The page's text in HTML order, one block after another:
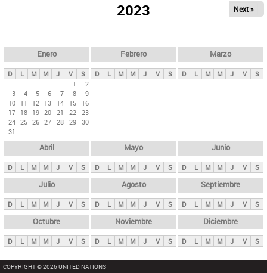
ds
p
n
c
i
p
l
e
s
2023 Next »
Enero
D L M M J V
S
1
2
3
4 5 6 7 8
9
10 11 12 13 14 15
16
17 18 19 20 21 22 23
24 25 26 27 28 29 30
31
Febrero
D L M M J V S
Marzo
D L M M J V S
Abril
D L M M J V S
Mayo
D L M M J V S
Junio
D L M M J V S
Julio
D L M M J V S
Agosto
D L M M J V S
Septiembre
D L M M J V S
Octubre
D L M M J V S
Noviembre
D L M M J V S
Diciembre
D L M M J V S
COPYRIGHT © 2026 UNITED NATIONS